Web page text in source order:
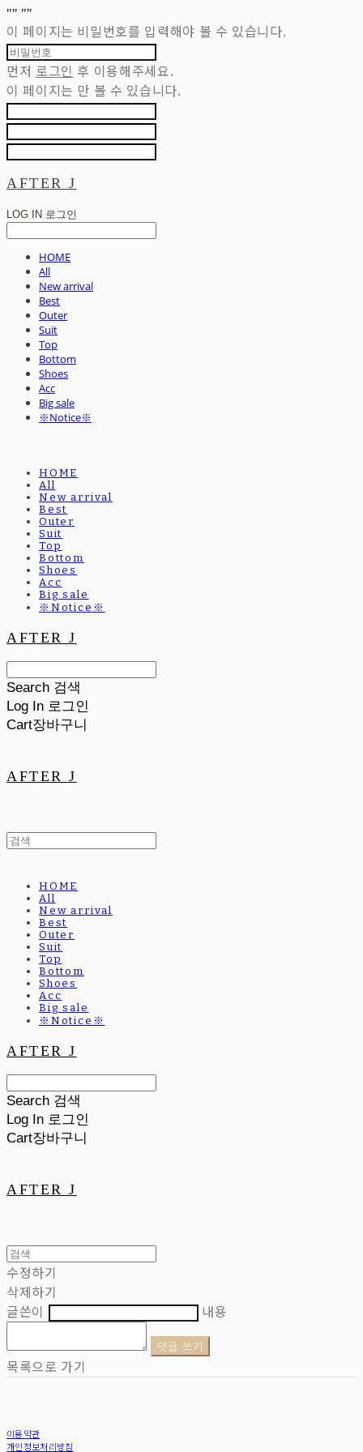
"" ""
이 페이지는 비밀번호를 입력해야 볼 수 있습니다.
먼저 로그인 후 이용해주세요.
이 페이지는 만 볼 수 있습니다.
AFTER J
LOG IN 로그인
HOME
All
New arrival
Best
Outer
Suit
Top
Bottom
Shoes
Acc
Big sale
※Notice※
HOME
All
New arrival
Best
Outer
Suit
Top
Bottom
Shoes
Acc
Big sale
※Notice※
AFTER J
Search 검색
Log In 로그인
Cart장바구니
AFTER J
HOME
All
New arrival
Best
Outer
Suit
Top
Bottom
Shoes
Acc
Big sale
※Notice※
AFTER J
Search 검색
Log In 로그인
Cart장바구니
AFTER J
수정하기
삭제하기
글쓴이
내용
댓글 쓰기
목록으로 가기
이용약관
개인정보처리방침